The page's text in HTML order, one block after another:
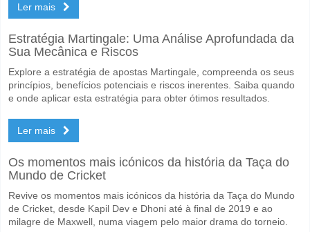
Ler mais
Estratégia Martingale: Uma Análise Aprofundada da
Sua Mecânica e Riscos
Explore a estratégia de apostas Martingale, compreenda os seus
princípios, benefícios potenciais e riscos inerentes. Saiba quando
e onde aplicar esta estratégia para obter ótimos resultados.
Ler mais
Os momentos mais icónicos da história da Taça do
Mundo de Cricket
Revive os momentos mais icónicos da história da Taça do Mundo
de Cricket, desde Kapil Dev e Dhoni até à final de 2019 e ao
milagre de Maxwell, numa viagem pelo maior drama do torneio.